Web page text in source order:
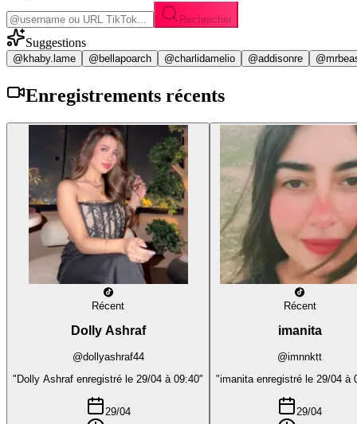
Rechercher
Suggestions
@khaby.lame @bellapoarch @charlidamelio @addisonre
Enregistrements récents
Récent
Dolly Ashraf
@dollyashraf44
"Dolly Ashraf enregistré le 29/04 à 09:40"
29/04
Récent
imanita
@imnnktt
"imanita enregistré le 29/04 à
29/04